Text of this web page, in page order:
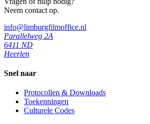
Neem contact op.
info@limburgfilmoffice.nl
Parallelweg 2A
6411 ND
Heerlen
Snel naar
Protocollen & Downloads
Toekenningen
Culturele Codes